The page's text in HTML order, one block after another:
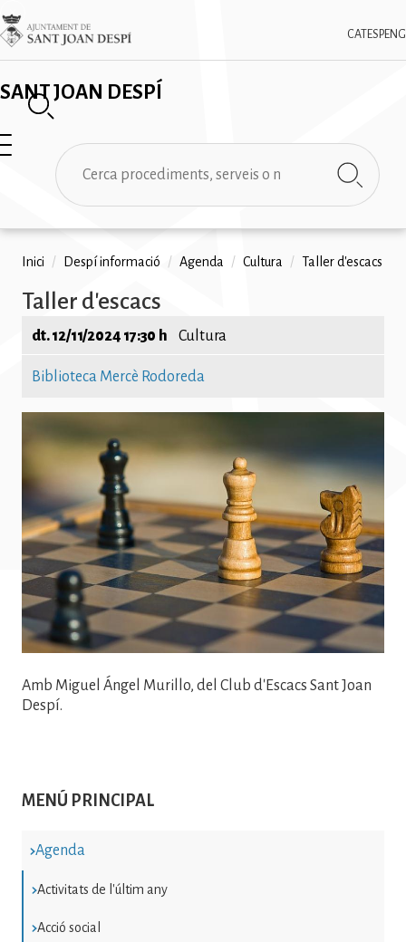
Vés
al
contingut
SANT JOAN DESPÍ
CAT ESPENG
Imatge
✕
Cerca
MENÚ PRINCIPAL
Agenda
Activitats de l'últim any
Acció social
Fil
d'ariadna
Inici / Despí informació / Agenda / Cultura / Taller d'escacs
Taller d'escacs
dt. 12/11/2024 17:30 h Cultura
Biblioteca Mercè Rodoreda
Amb Miguel Ángel Murillo, del Club d'Escacs Sant Joan
Despí.
Imatge